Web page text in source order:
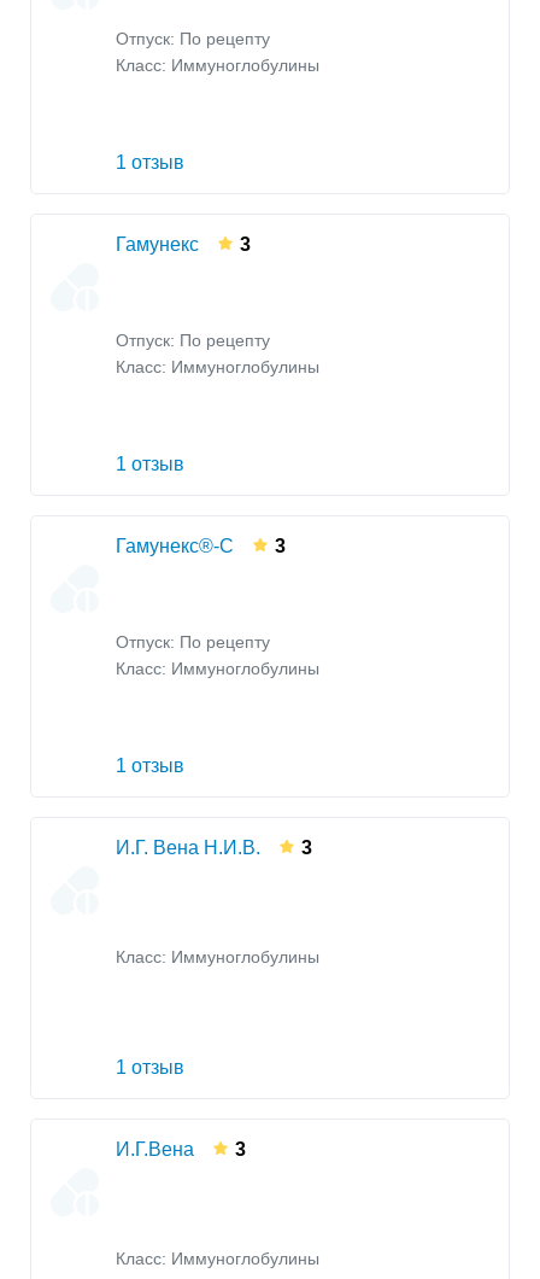
Отпуск: По рецепту
Класс: Иммуноглобулины
1 отзыв
Гамунекс 3
Отпуск: По рецепту
Класс: Иммуноглобулины
1 отзыв
Гамунекс®-С 3
Отпуск: По рецепту
Класс: Иммуноглобулины
1 отзыв
И.Г. Вена Н.И.В. 3
Класс: Иммуноглобулины
1 отзыв
И.Г.Вена 3
Класс: Иммуноглобулины